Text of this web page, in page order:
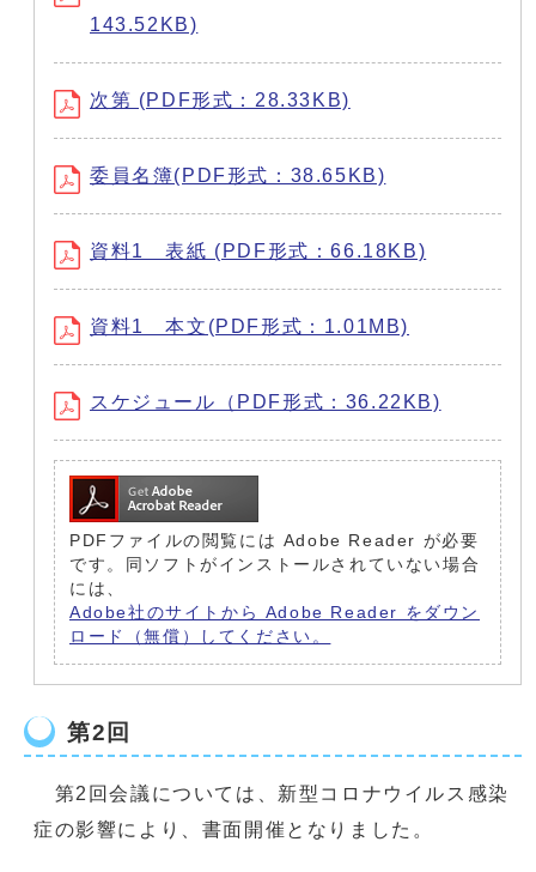
143.52KB)
次第 (PDF形式：28.33KB)
委員名簿(PDF形式：38.65KB)
資料1 表紙 (PDF形式：66.18KB)
資料1 本文(PDF形式：1.01MB)
スケジュール（PDF形式：36.22KB)
PDFファイルの閲覧には Adobe Reader が必要
です。同ソフトがインストールされていない場合
には、
Adobe社のサイトから Adobe Reader をダウン
ロード（無償）してください。
第2回
第2回会議については、新型コロナウイルス感染
症の影響により、書面開催となりました。